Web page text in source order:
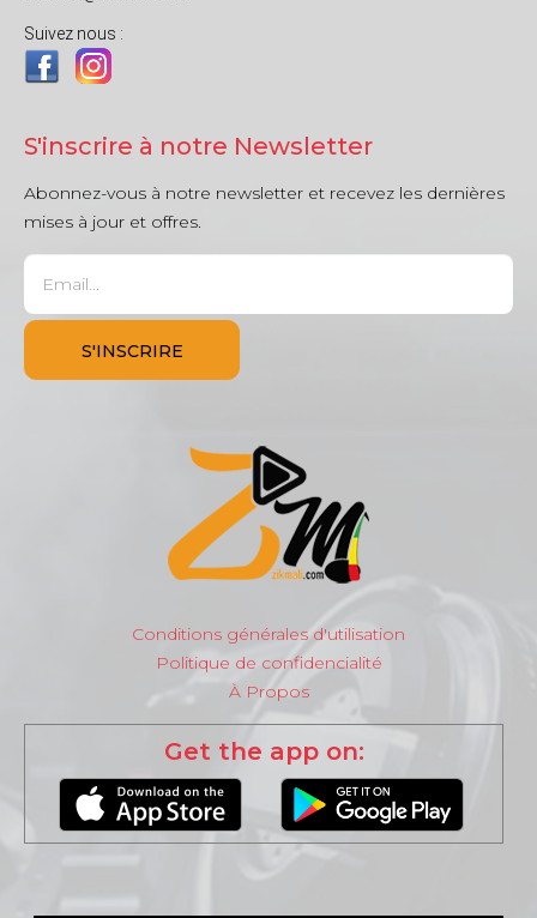
Suivez nous :
S'inscrire à notre Newsletter
Abonnez-vous à notre newsletter et recevez les dernières
mises à jour et offres.
Conditions générales d'utilisation
Politique de confidencialité
À Propos
Get the app on: